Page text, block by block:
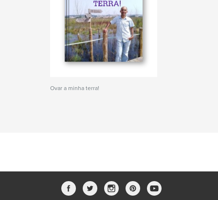
Ovar a minha terra!